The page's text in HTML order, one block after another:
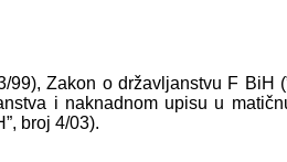
Zakon o državljanstvu F
i naknadnom upisu u
broj 4/03).